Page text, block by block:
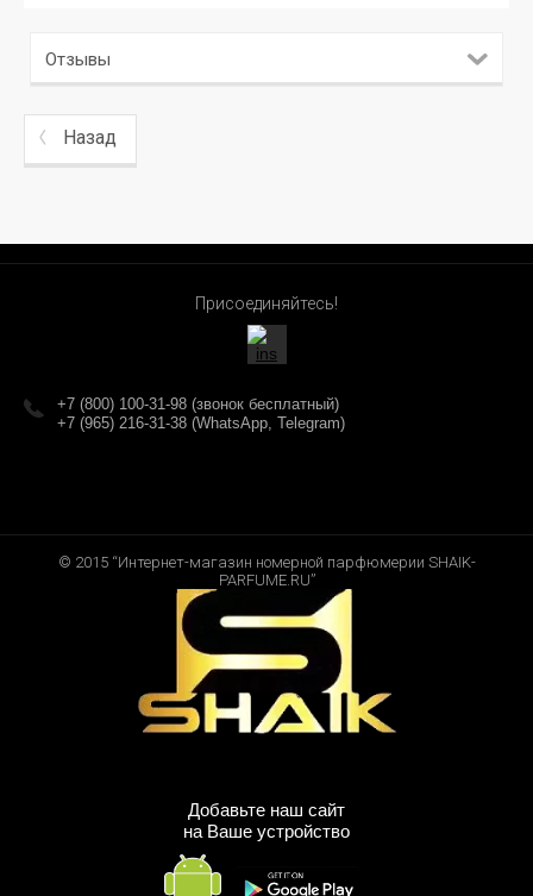
Отзывы
Назад
Присоединяйтесь!
+7 (800) 100-31-98 (звонок бесплатный)
+7 (965) 216-31-38 (WhatsApp, Telegram)
© 2015 “Интернет-магазин номерной парфюмерии SHAIK-
PARFUME.RU”
Добавьте наш сайт
на Ваше устройство